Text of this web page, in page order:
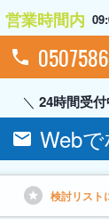
営業時間内
24時間受
Web
検討リスト